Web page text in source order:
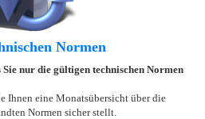
Normen
Sie nur die gültigen technischen Normen
Ihnen eine Monatsübersicht über die
Normen sicher stellt.